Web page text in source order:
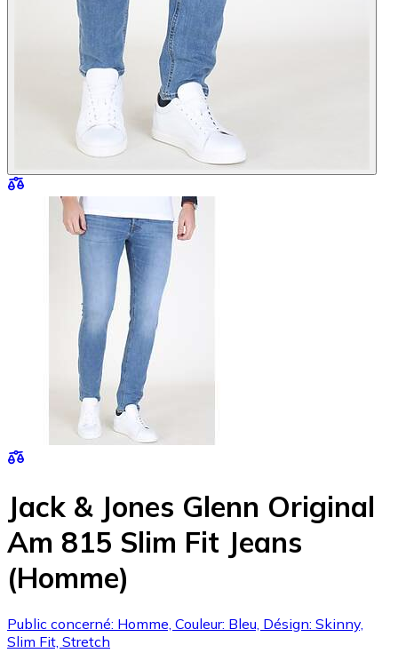
Jack & Jones Glenn Original
Am 815 Slim Fit Jeans
(Homme)
Public concerné: Homme, Couleur: Bleu, Désign: Skinny,
Slim Fit, Stretch